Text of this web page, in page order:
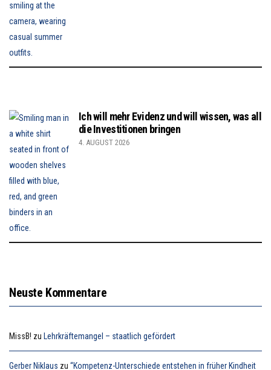
Ich will mehr Evidenz und will wissen, was all
die Investitionen bringen
4. AUGUST 2026
Neuste Kommentare
MissB! zu Lehrkräftemangel – staatlich gefördert
Gerber Niklaus zu “Kompetenz-Unterschiede entstehen in früher Kindheit